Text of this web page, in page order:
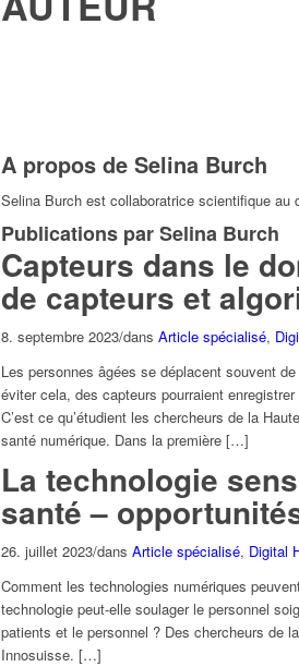
A propos de Selina Burch
Selina Burch est collaboratrice scientifique au
Publications par Selina Burch
Capteurs dans le
de capteurs et
8. septembre 2023/dans Article spécialisé,
Les personnes âgées se déplacent souvent
éviter cela, des capteurs pourraient
C’est ce qu’étudient les chercheurs de la
santé numérique. Dans la première […]
La technologie
santé –
26. juillet 2023/dans Article spécialisé, Digital
Comment les technologies numériques
technologie peut-elle soulager le personnel
patients et le personnel ? Des chercheurs de
Innosuisse. […]